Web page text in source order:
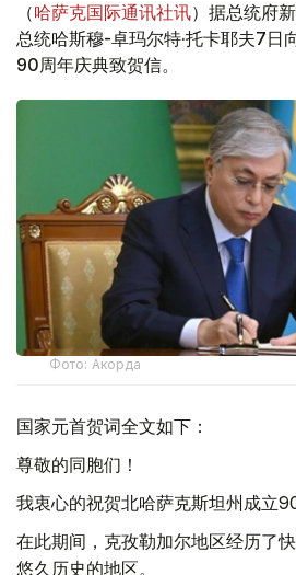
（哈萨克国际通讯社讯）据总统府
总统哈斯穆-卓玛尔特·托卡耶夫7日
90周年庆典致贺信。
Фото: Акорда
国家元首贺词全文如下：
尊敬的同胞们！
我衷心的祝贺北哈萨克斯坦州成立
在此期间，克孜勒加尔地区经历了
悠久历史的地区。